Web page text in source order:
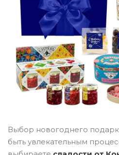
Выбор новогоднего
быть увлекательным